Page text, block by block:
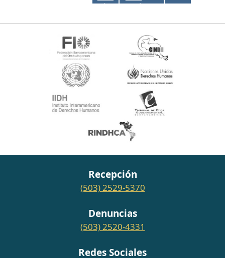
ANTE PÁGI
NA
Recepción
(503) 2529-5370
Denuncias
(503) 2520-4331
Redes Sociales